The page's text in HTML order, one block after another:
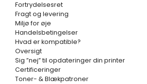
Fortrydelsesret
Fragt og levering
Miljø for øje
Handelsbetingelser
Hvad er kompatible?
Oversigt
Sig ”nej” til opdateringer din printer
Certificeringer
Toner- & Blækpatroner